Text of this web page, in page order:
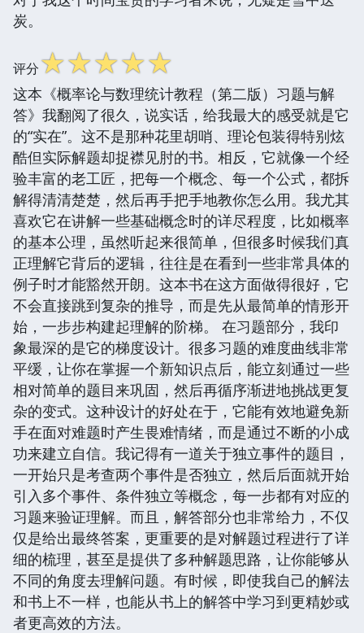
炭。
评分☆☆☆☆☆
这本《概率论与数理统计教程（第二版）习题与解
答》我翻阅了很久，说实话，给我最大的感受就是它
的“实在”。这不是那种花里胡哨、理论包装得特别炫
酷但实际解题却捉襟见肘的书。相反，它就像一个经
验丰富的老工匠，把每一个概念、每一个公式，都拆
解得清清楚楚，然后再手把手地教你怎么用。我尤其
喜欢它在讲解一些基础概念时的详尽程度，比如概率
的基本公理，虽然听起来很简单，但很多时候我们真
正理解它背后的逻辑，往往是在看到一些非常具体的
例子时才能豁然开朗。这本书在这方面做得很好，它
不会直接跳到复杂的推导，而是先从最简单的情形开
始，一步步构建起理解的阶梯。 在习题部分，我印
象最深的是它的梯度设计。很多习题的难度曲线非常
平缓，让你在掌握一个新知识点后，能立刻通过一些
相对简单的题目来巩固，然后再循序渐进地挑战更复
杂的变式。这种设计的好处在于，它能有效地避免新
手在面对难题时产生畏难情绪，而是通过不断的小成
功来建立自信。我记得有一道关于独立事件的题目，
一开始只是考查两个事件是否独立，然后后面就开始
引入多个事件、条件独立等概念，每一步都有对应的
习题来验证理解。而且，解答部分也非常给力，不仅
仅是给出最终答案，更重要的是对解题过程进行了详
细的梳理，甚至是提供了多种解题思路，让你能够从
不同的角度去理解问题。有时候，即使我自己的解法
和书上不一样，也能从书上的解答中学习到更精妙或
者更高效的方法。